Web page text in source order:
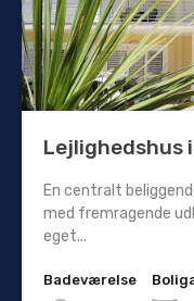
Lejlighedshus
En centralt
med fremragende
eget...
Badeværelse